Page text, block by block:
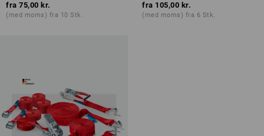
fra 75,00 kr.
(med moms) fra 10 Stk.
fra 105,00 kr.
(med moms) fra 6 Stk.